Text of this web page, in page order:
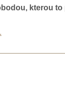
kterou to